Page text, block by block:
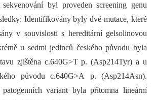
sekvenování byl proveden screening genu
Identifikovány byly dvě mutace, které
v souvislosti s hereditární gelsolinovou
u sedmi jedinců českého původu byla
zjištěna c.640G>T p. (Asp214Tyr) a u
původu c.640G>A p. (Asp214Asn).
variant byla přítomna lineární